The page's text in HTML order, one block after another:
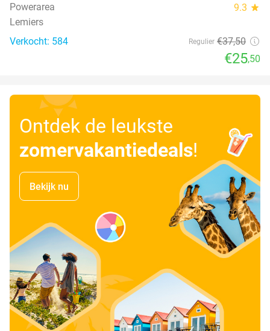
Powerarea 9.3 star
Lemiers
Verkocht: 584
Regulier €37,50
€25,50
Ontdek de leukste
zomervakantiedeals!
Bekijk nu